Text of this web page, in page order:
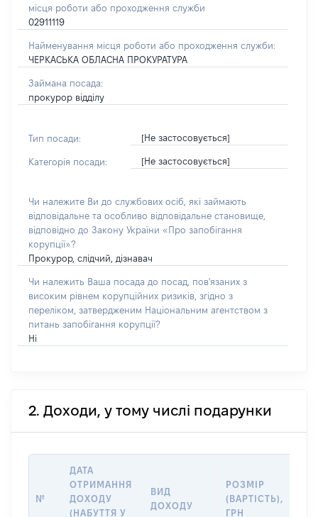
місця роботи або проходження служби
02911119
Найменування місця роботи або проходження служби:
ЧЕРКАСЬКА ОБЛАСНА ПРОКУРАТУРА
Займана посада:
прокурор відділу
Тип посади: [Не застосовується]
Категорія посади: [Не застосовується]
Чи належите Ви до службових осіб, які займають
відповідальне та особливо відповідальне становище,
відповідно до Закону України «Про запобігання
корупції»?
Прокурор, слідчий, дізнавач
Чи належить Ваша посада до посад, пов'язаних з
високим рівнем корупційних ризиків, згідно з
переліком, затвердженим Національним агентством з
питань запобігання корупції?
Ні
2. Доходи, у тому числі подарунки
№
ДАТА
ОТРИМАННЯ
ДОХОДУ
(НАБУТТЯ У
ВИД
ДОХОДУ
РОЗМІР
(ВАРТІСТЬ),
ГРН